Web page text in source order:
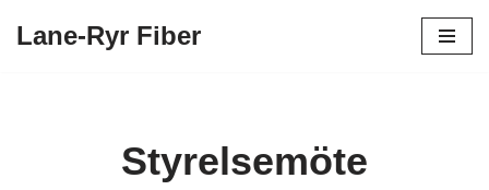
Lane-Ryr Fiber
Styrelsemöte